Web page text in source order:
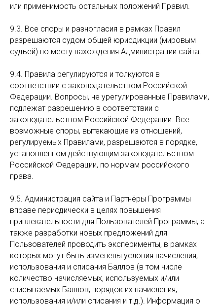
или применимость остальных положений Правил.
9.3. Все споры и разногласия в рамках Правил
разрешаются судом общей юрисдикции (мировым
судьей) по месту нахождения Администрации сайта.
9.4. Правила регулируются и толкуются в
соответствии с законодательством Российской
Федерации. Вопросы, не урегулированные Правилами,
подлежат разрешению в соответствии с
законодательством Российской Федерации. Все
возможные споры, вытекающие из отношений,
регулируемых Правилами, разрешаются в порядке,
установленном действующим законодательством
Российской Федерации, по нормам российского
права.
9.5. Администрация сайта и Партнёры Программы
вправе периодически в целях повышения
привлекательности для Пользователей Программы, а
также разработки новых предложений для
Пользователей проводить эксперименты, в рамках
которых могут быть изменены условия начисления,
использования и списания Баллов (в том числе
количество начисляемых, используемых и/или
списываемых Баллов, порядок их начисления,
использования и/или списания и т.д.). Информация о